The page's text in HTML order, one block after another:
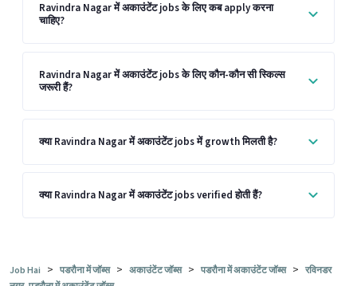
Ravindra Nagar में अकाउंटेंट jobs के लिए कब apply करना
चाहिए?
Ravindra Nagar में अकाउंटेंट jobs के लिए कौन-कौन सी स्किल्स
जरूरी हैं?
क्या Ravindra Nagar में अकाउंटेंट jobs में growth मिलती है?
क्या Ravindra Nagar में अकाउंटेंट jobs verified होती हैं?
Job Hai > पडरौना में जॉब्स > अकाउंटेंट जॉब्स > पडरौना में अकाउंटेंट जॉब्स > रविनडर